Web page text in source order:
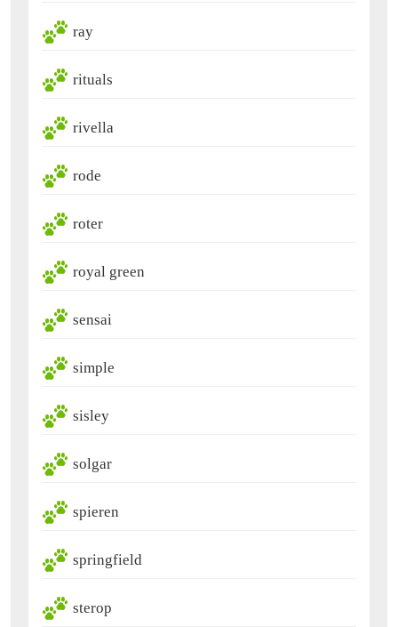
ray
rituals
rivella
rode
roter
royal green
sensai
simple
sisley
solgar
spieren
springfield
sterop